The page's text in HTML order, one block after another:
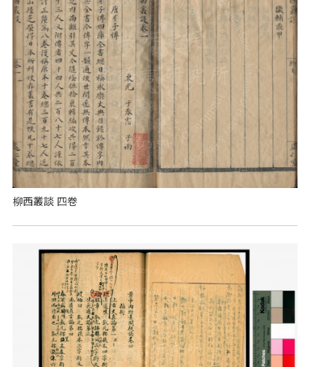
柳西叢談 四卷